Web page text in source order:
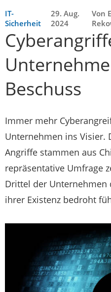
IT-
Sicherheit
29. Aug.
2024
Von
Beschuss
Immer mehr
Unternehmen ins Visier.
Angriffe stammen aus
repräsentative Umfrage
Drittel der Unternehmen
ihrer Existenz bedroht